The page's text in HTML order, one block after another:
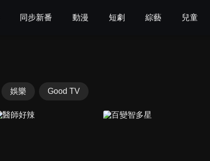
同步新番 動漫 短劇 綜藝 兒童
娛樂 Good TV